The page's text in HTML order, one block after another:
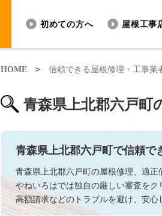
初めての方へ 屋根工事
HOME > 信頼できる屋根修理・工事業
青森県上北郡六戸町
青森県上北郡六戸町で信頼で
青森県上北郡六戸町の屋根修理、適正
やねいろはでは独自の厳しい審査をク
高額請求などのトラブルを避け、安心